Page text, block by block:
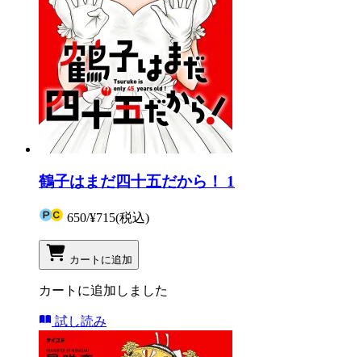
鶴子はまだ四十五だから！ 1
650/¥715(税込)
カートに追加
カートに追加しました
試し読み